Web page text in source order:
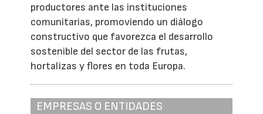
productores ante las instituciones
comunitarias, promoviendo un diálogo
constructivo que favorezca el desarrollo
sostenible del sector de las frutas,
hortalizas y flores en toda Europa.
EMPRESAS O ENTIDADES